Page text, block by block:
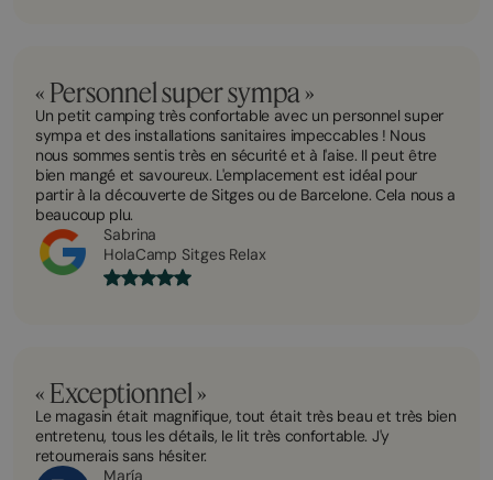
« Personnel super sympa »
Un petit camping très confortable avec un personnel super
sympa et des installations sanitaires impeccables ! Nous
nous sommes sentis très en sécurité et à l'aise. Il peut être
bien mangé et savoureux. L'emplacement est idéal pour
partir à la découverte de Sitges ou de Barcelone. Cela nous a
beaucoup plu.
Sabrina
HolaCamp Sitges Relax
« Exceptionnel »
Le magasin était magnifique, tout était très beau et très bien
entretenu, tous les détails, le lit très confortable. J'y
retournerais sans hésiter.
María